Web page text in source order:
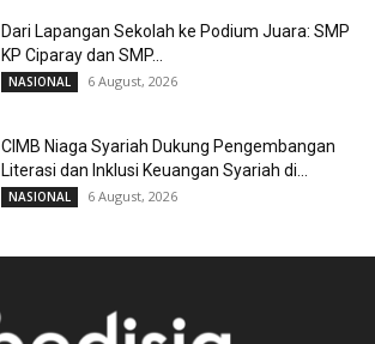
Dari Lapangan Sekolah ke Podium Juara: SMP
KP Ciparay dan SMP...
NASIONAL 6 August, 2026
CIMB Niaga Syariah Dukung Pengembangan
Literasi dan Inklusi Keuangan Syariah di...
NASIONAL 6 August, 2026